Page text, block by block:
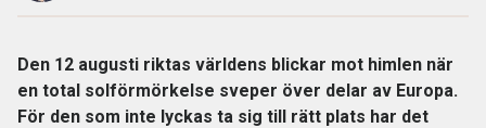
Den 12 augusti riktas världens blickar mot himlen när
en total solförmörkelse sveper över delar av Europa.
För den som inte lyckas ta sig till rätt plats har det